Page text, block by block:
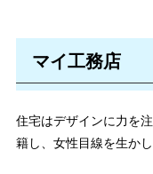
マイ工務店
住宅はデザインに力を
籍し、女性目線を生か